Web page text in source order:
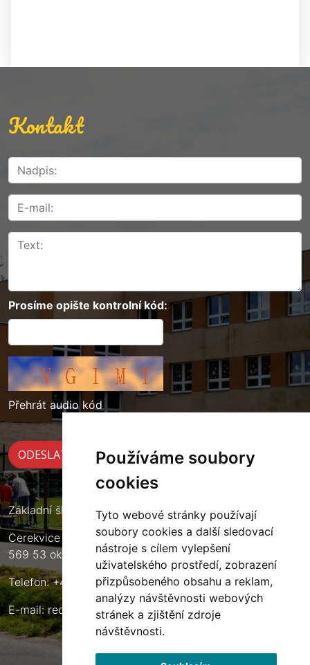
Používáme soubory
cookies
Tyto webové stránky používají
soubory cookies a další sledovací
nástroje s cílem vylepšení
uživatelského prostředí, zobrazení
přizpůsobeného obsahu a reklam,
analýzy návštěvnosti webových
stránek a zjištění zdroje
návštěvnosti.
Kontakt
Prosíme opište kontrolní kód:
Přehrát audio kód
Základní škola Cerekvice nad Loučnou
Cerekvice nad Loučnou 135
569 53 okres Svitavy
Telefon: +420 461 633 140
E-mail:reditel@zscerekvice.cz